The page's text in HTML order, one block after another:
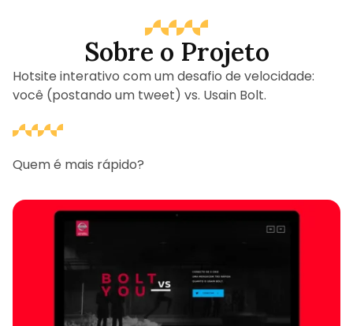
Sobre o Projeto
Hotsite interativo com um desafio de velocidade:
você (postando um tweet) vs. Usain Bolt.
Quem é mais rápido?